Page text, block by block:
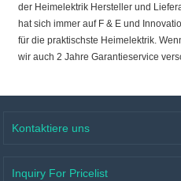
der Heimelektrik Hersteller und
hat sich immer auf F & E und
für die praktischste Heimelektrik.
wir auch 2 Jahre Garantieservice
Kontaktiere uns
Inquiry For Pricelist